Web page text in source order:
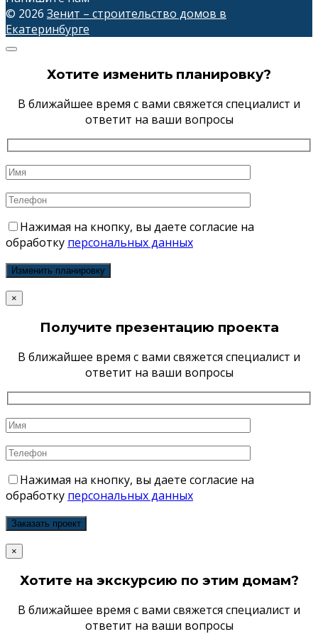
© 2026 Зенит – строительство домов в
Екатеринбурге
Хотите изменить планировку?
В ближайшее время с вами свяжется специалист и
ответит на ваши вопросы
Нажимая на кнопку, вы даете согласие на
обработку персональных данных
×
Получите презентацию проекта
В ближайшее время с вами свяжется специалист и
ответит на ваши вопросы
Нажимая на кнопку, вы даете согласие на
обработку персональных данных
×
Хотите на экскурсию по этим домам?
В ближайшее время с вами свяжется специалист и
ответит на ваши вопросы